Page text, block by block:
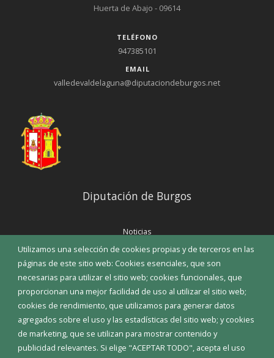
Utilizamos una selección de cookies propias y de terceros en las
páginas de este sitio web: Cookies esenciales, que son
necesarias para utilizar el sitio web; cookies funcionales, que
proporcionan una mejor facilidad de uso al utilizar el sitio web;
cookies de rendimiento, que utilizamos para generar datos
agregados sobre el uso y las estadísticas del sitio web; y cookies
de marketing, que se utilizan para mostrar contenido y
publicidad relevantes. Si elige "ACEPTAR TODO", acepta el uso
Huerta de Abajo - 09614
TELÉFONO
947385101
EMAIL
valledevaldelaguna@diputaciondeburgos.net
Diputación de Burgos
Noticias
Eventos
Corporación Municipal
Teléfonos de interés
INICIAR SESIÓN
MAPA WEB